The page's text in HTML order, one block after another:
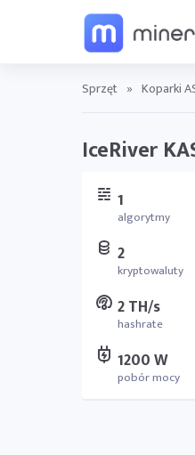
Sprzęt » Koparki
IceRiver
1
algorytmy
2
kryptowaluty
2 TH/s
hashrate
1200 W
pobór mocy